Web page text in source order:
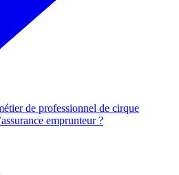
de professionnel de cirque
emprunteur ?